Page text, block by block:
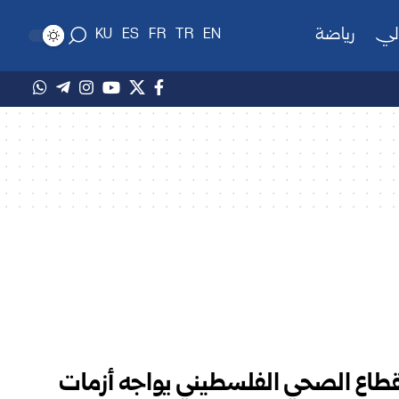
رياضة EN
TR
FR
ES
KU
الصحي الفلسطيني يواجه أزمات